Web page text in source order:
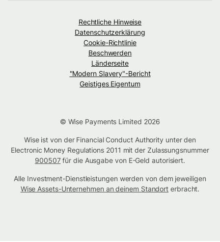
Rechtliche Hinweise
Datenschutzerklärung
Cookie-Richtlinie
Beschwerden
Länderseite
"Modern Slavery"-Bericht
Geistiges Eigentum
© Wise Payments Limited 2026
Wise ist von der Financial Conduct Authority unter den
Electronic Money Regulations 2011 mit der Zulassungsnummer
900507für die Ausgabe von E-Geld autorisiert.
Alle Investment-Dienstleistungen werden von dem jeweiligen
Wise Assets-Unternehmen an deinem Standort erbracht.